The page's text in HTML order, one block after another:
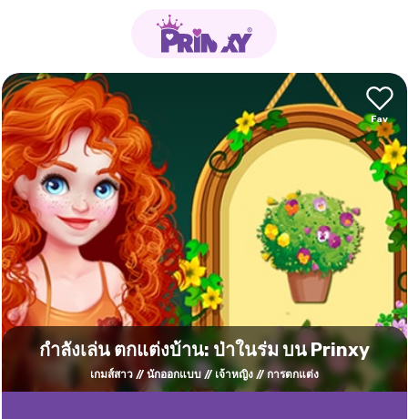
กำลังเล่น ตกแต่งบ้าน: ป่าในร่ม บน Prinxy
เกมส์สาว นักออกแบบ เจ้าหญิง การตกแต่ง